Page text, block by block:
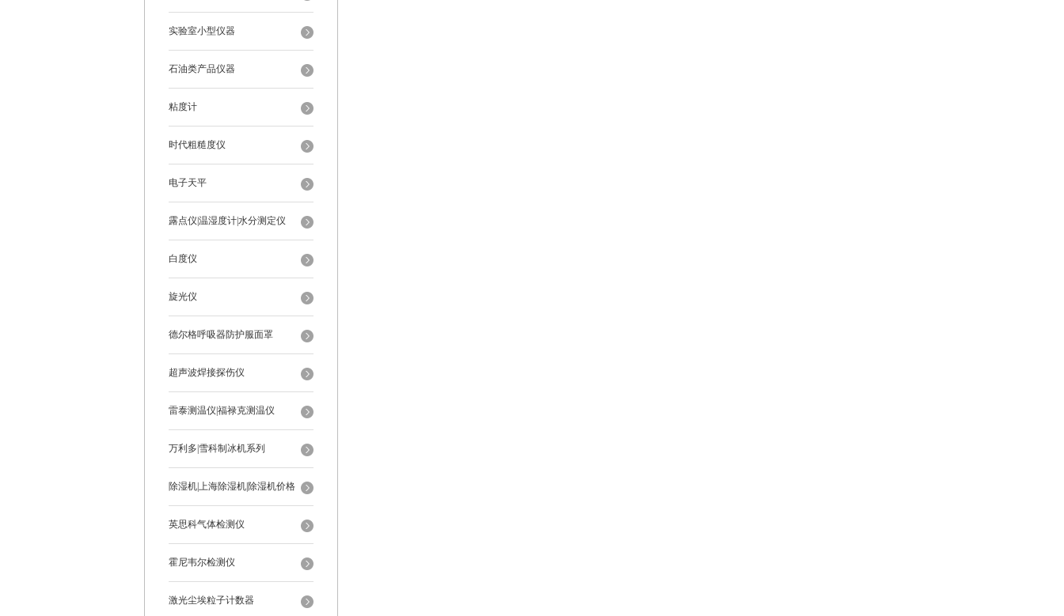
实验室小型仪器
石油类产品仪器
粘度计
时代粗糙度仪
电子天平
露点仪|温湿度计|水分测定仪
白度仪
旋光仪
德尔格呼吸器防护服面罩
超声波焊接探伤仪
雷泰测温仪|福禄克测温仪
万利多|雪科制冰机系列
除湿机|上海除湿机|除湿机价格
英思科气体检测仪
霍尼韦尔检测仪
激光尘埃粒子计数器